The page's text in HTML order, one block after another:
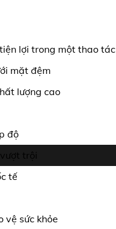
lợi trong một thao tác
mặt đệm
lượng cao
độ
trội
tế
vệ sức khỏe